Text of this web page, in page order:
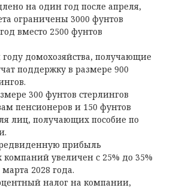
на один год после апреля,
ограничены 3000 фунтов
вместо 2500 фунтов
домохозяйства, получающие
поддержку в размере 900
300 фунтов стерлингов
пенсионеров и 150 фунтов
лиц, получающих пособие по
прибыль
компаний увеличен с 25% до 35%
2028 года.
налог на компании,